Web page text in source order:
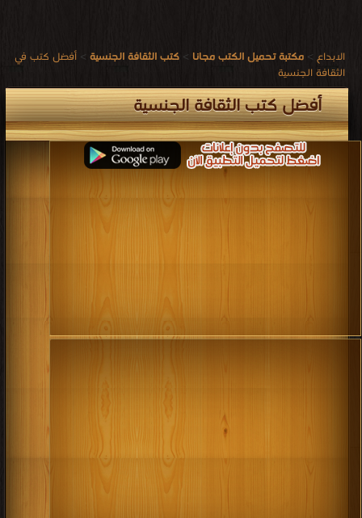
الابداع > مكتبة تحميل الكتب مجانا > كتب الثقافة الجنسية > أفضل كتب في
الثقافة الجنسية
أفضل كتب الثقافة الجنسية